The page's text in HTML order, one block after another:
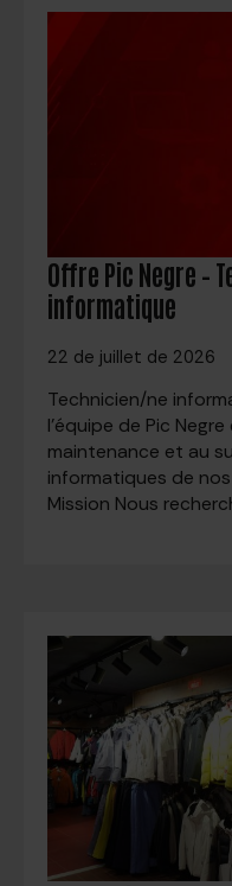
Offre Pic Negre –
informatique
22 de juillet de 2026
Technicien/ne
l’équipe de Pic
maintenance et au
informatiques de
Mission Nous